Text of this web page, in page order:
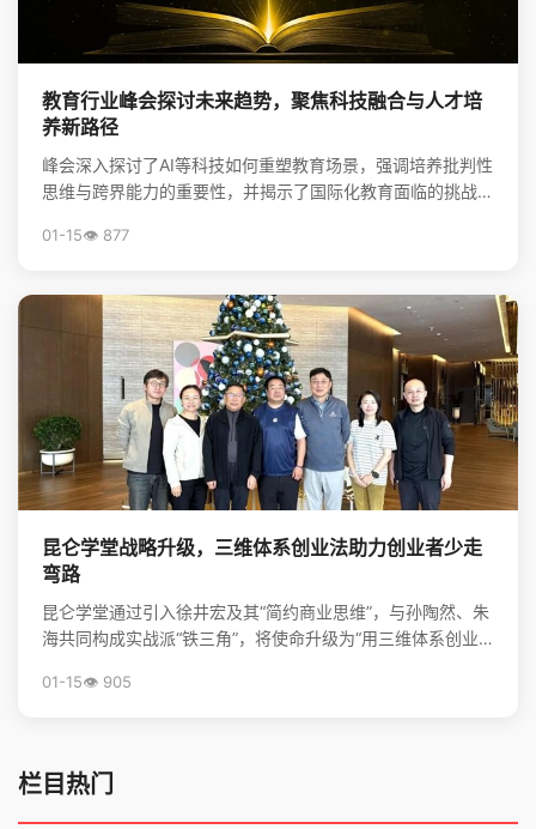
教育行业峰会探讨未来趋势，聚焦科技融合与人才培
养新路径
峰会深入探讨了AI等科技如何重塑教育场景，强调培养批判性
思维与跨界能力的重要性，并揭示了国际化教育面临的挑战与
01-15👁️ 877
昆仑学堂战略升级，三维体系创业法助力创业者少走
弯路
昆仑学堂通过引入徐井宏及其“简约商业思维”，与孙陶然、朱
海共同构成实战派“铁三角”，将使命升级为“用三维体系创业
01-15👁️ 905
栏目热门